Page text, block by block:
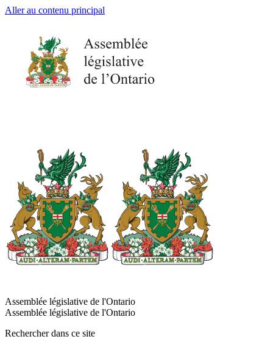
Aller au contenu principal
Assemblée législative de l'Ontario
Assemblée législative de l'Ontario
Rechercher dans ce site